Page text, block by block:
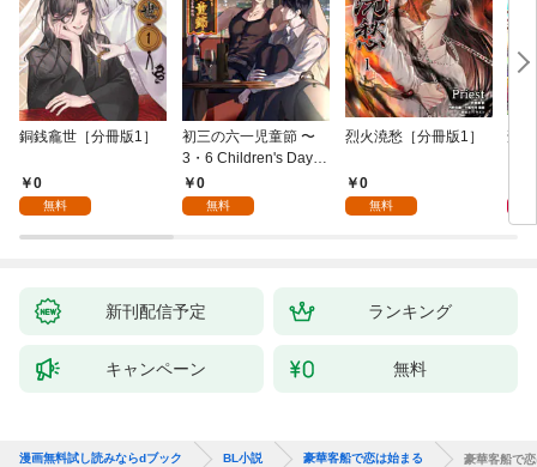
銅銭龕世［分冊版1］
0
無料
初三の六一児童節 〜
3・6 Children's Day fo
r You〜［分冊版1］
0
無料
烈火澆愁［分冊版1］
0
無料
刑
新刊配信予定 ランキング
キャンペーン 無料
漫画無料試し読みならdブック BL小説 豪華客船で恋は始まる 豪華客船で